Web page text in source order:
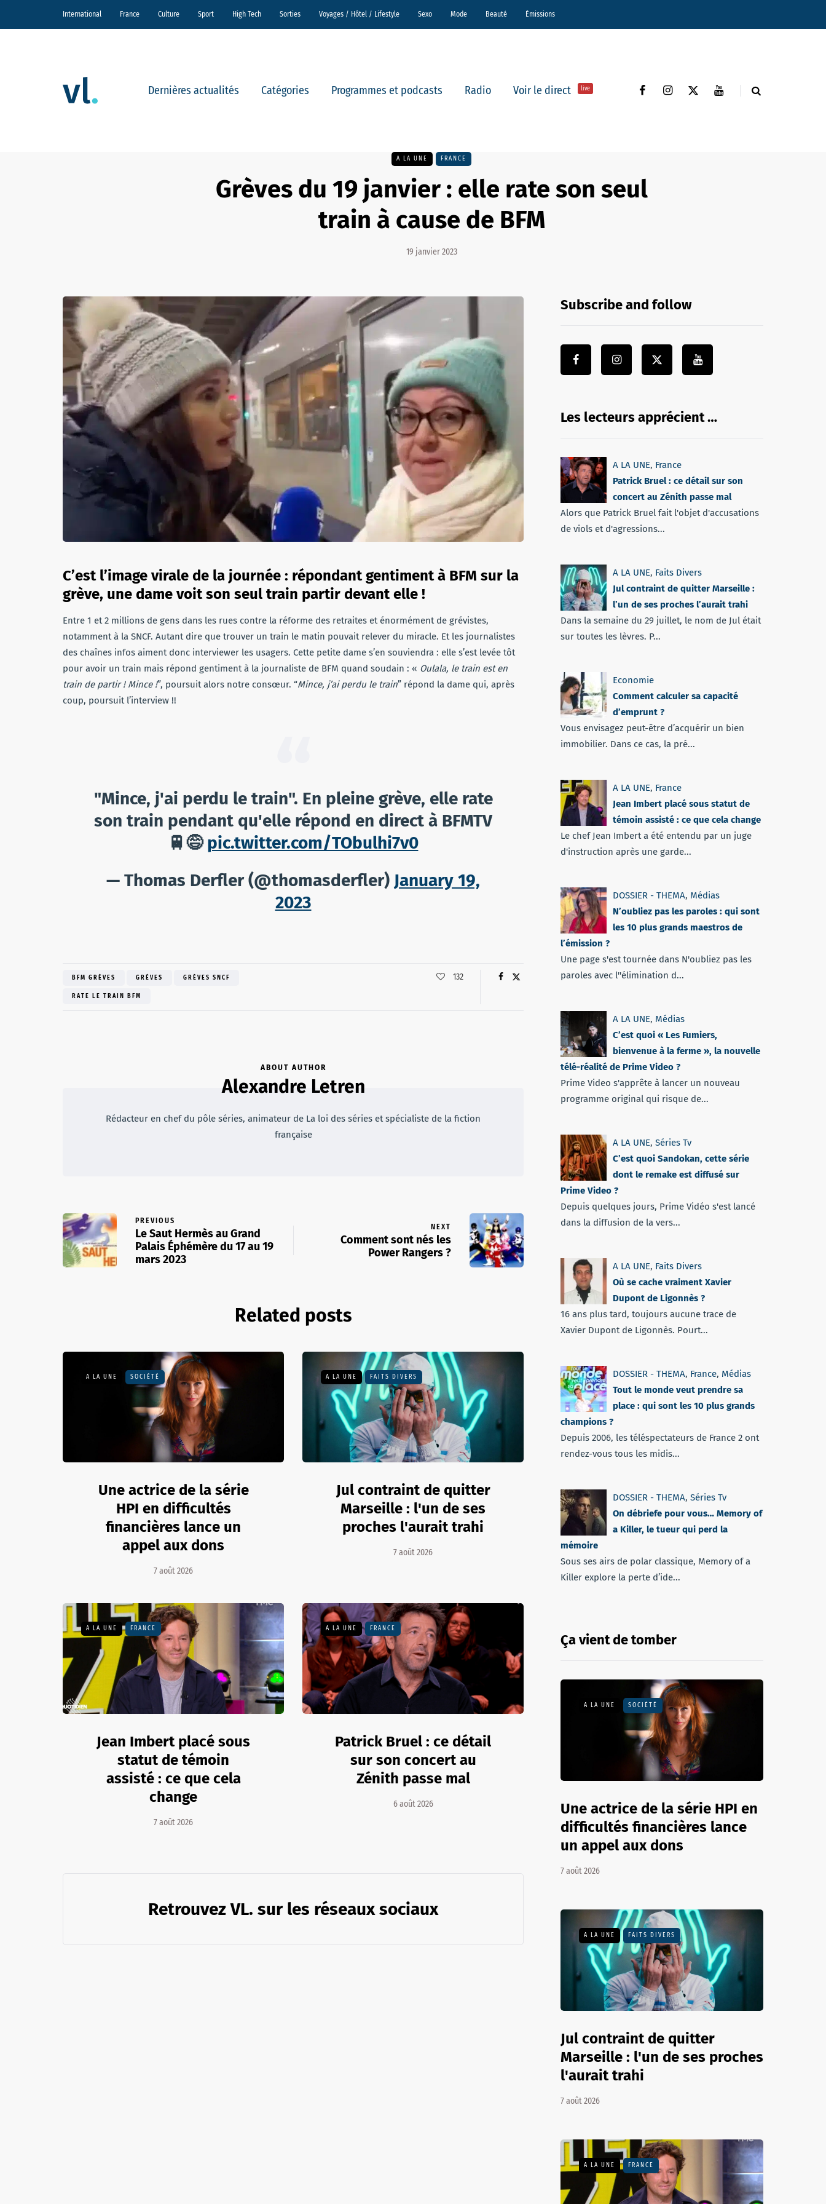
International France Culture Sport High Tech Sorties Voyages / Hôtel / Lifestyle Sexo Mode Beauté Émissions
Dernières actualités Catégories Programmes et podcasts Radio Voir le direct live
A LA UNE FRANCE
Grèves du 19 janvier : elle rate son seul
train à cause de BFM
19 janvier 2023
C’est l’image virale de la journée : répondant gentiment à BFM sur la
grève, une dame voit son seul train partir devant elle !
Entre 1 et 2 millions de gens dans les rues contre la réforme des retraites et énormément de grévistes,
notamment à la SNCF. Autant dire que trouver un train le matin pouvait relever du miracle. Et les journalistes
des chaînes infos aiment donc interviewer les usagers. Cette petite dame s’en souviendra : elle s’est levée tôt
pour avoir un train mais répond gentiment à la journaliste de BFM quand soudain : « Oulala, le train est en
train de partir ! Mince !”, poursuit alors notre consœur. “Mince, j’ai perdu le train” répond la dame qui, après
coup, poursuit l’interview !!
"Mince, j'ai perdu le train". En pleine grève, elle rate
son train pendant qu'elle répond en direct à BFMTV
🚆😅pic.twitter.com/TObulhi7v0
— Thomas Derfler (@thomasderfler) January 19,
2023
BFM GRÈVES GRÉVES GRÈVES SNCF
RATE LE TRAIN BFM
132
ABOUT AUTHOR
Alexandre Letren
Rédacteur en chef du pôle séries, animateur de La loi des séries et spécialiste de la fiction
française
PREVIOUS
Le Saut Hermès au Grand
Palais Éphémère du 17 au 19
mars 2023
NEXT
Comment sont nés les
Power Rangers ?
Related posts
A LA UNE SOCIÉTÉ
Une actrice de la série
HPI en difficultés
financières lance un
appel aux dons
7 août 2026
A LA UNE FAITS DIVERS
Jul contraint de quitter
Marseille : l'un de ses
proches l'aurait trahi
7 août 2026
A LA UNE FRANCE
Jean Imbert placé sous
statut de témoin
assisté : ce que cela
change
7 août 2026
A LA UNE FRANCE
Patrick Bruel : ce détail
sur son concert au
Zénith passe mal
6 août 2026
Retrouvez VL. sur les réseaux sociaux
Subscribe and follow
Les lecteurs apprécient …
A LA UNE, France
Patrick Bruel : ce détail sur son
concert au Zénith passe mal
Alors que Patrick Bruel fait l'objet d'accusations
de viols et d'agressions...
A LA UNE, Faits Divers
Jul contraint de quitter Marseille :
l’un de ses proches l’aurait trahi
Dans la semaine du 29 juillet, le nom de Jul était
sur toutes les lèvres. P...
Economie
Comment calculer sa capacité
d’emprunt ?
Vous envisagez peut-être d’acquérir un bien
immobilier. Dans ce cas, la pré...
A LA UNE, France
Jean Imbert placé sous statut de
témoin assisté : ce que cela change
Le chef Jean Imbert a été entendu par un juge
d'instruction après une garde...
DOSSIER - THEMA, Médias
N’oubliez pas les paroles : qui sont
les 10 plus grands maestros de
l’émission ?
Une page s'est tournée dans N'oubliez pas les
paroles avec l''élimination d...
A LA UNE, Médias
C’est quoi « Les Fumiers,
bienvenue à la ferme », la nouvelle
télé-réalité de Prime Video ?
Prime Video s'apprête à lancer un nouveau
programme original qui risque de...
A LA UNE, Séries Tv
C’est quoi Sandokan, cette série
dont le remake est diffusé sur
Prime Video ?
Depuis quelques jours, Prime Vidéo s'est lancé
dans la diffusion de la vers...
A LA UNE, Faits Divers
Où se cache vraiment Xavier
Dupont de Ligonnès ?
16 ans plus tard, toujours aucune trace de
Xavier Dupont de Ligonnès. Pourt...
DOSSIER - THEMA, France, Médias
Tout le monde veut prendre sa
place : qui sont les 10 plus grands
champions ?
Depuis 2006, les téléspectateurs de France 2 ont
rendez-vous tous les midis...
DOSSIER - THEMA, Séries Tv
On débriefe pour vous… Memory of
a Killer, le tueur qui perd la
mémoire
Sous ses airs de polar classique, Memory of a
Killer explore la perte d’ide...
Ça vient de tomber
A LA UNE SOCIÉTÉ
Une actrice de la série HPI en
difficultés financières lance
un appel aux dons
7 août 2026
A LA UNE FAITS DIVERS
Jul contraint de quitter
Marseille : l'un de ses proches
l'aurait trahi
7 août 2026
A LA UNE FRANCE